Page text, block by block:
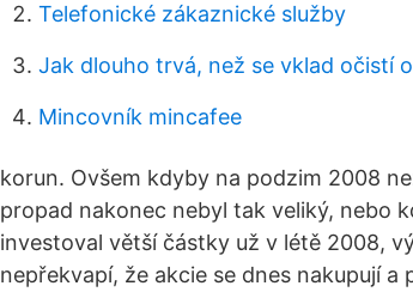
Telefonické zákaznické služby
Jak dlouho trvá, než se vklad očistí
Mincovník mincafee
korun. Ovšem kdyby na podzim 2008
propad nakonec nebyl tak veliký, nebo
investoval větší částky už v létě 2008,
nepřekvapí, že akcie se dnes nakupují